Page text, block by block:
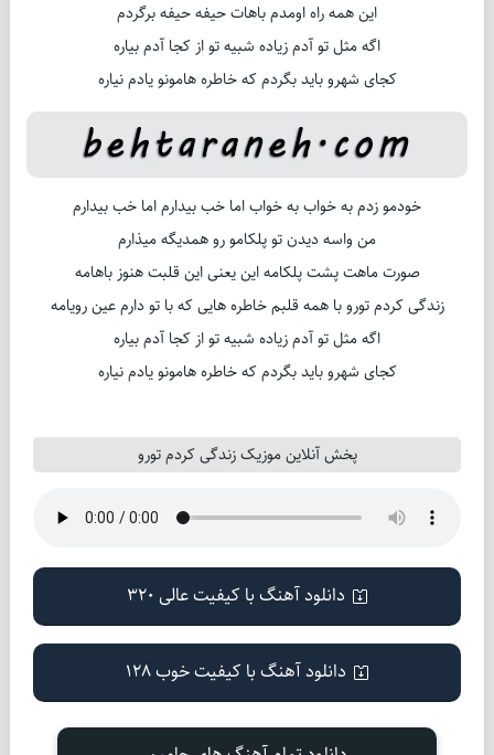
این همه راه اومدم باهات حیفه حیفه برگردم
اگه مثل تو آدم زیاده شبیه تو از کجا آدم بیاره
کجای شهرو باید بگردم که خاطره هامونو یادم نیاره
خودمو زدم به خواب به خواب اما خب بیدارم اما خب بیدارم
من واسه دیدن تو پلکامو رو همدیگه میذارم
صورت ماهت پشت پلکامه این یعنی این قلبت هنوز باهامه
زندگی کردم تورو با همه قلبم خاطره هایی که با تو دارم عین رویامه
اگه مثل تو آدم زیاده شبیه تو از کجا آدم بیاره
کجای شهرو باید بگردم که خاطره هامونو یادم نیاره
پخش آنلاین موزیک زندگی کردم تورو
دانلود آهنگ با کیفیت عالی 320
دانلود آهنگ با کیفیت خوب 128